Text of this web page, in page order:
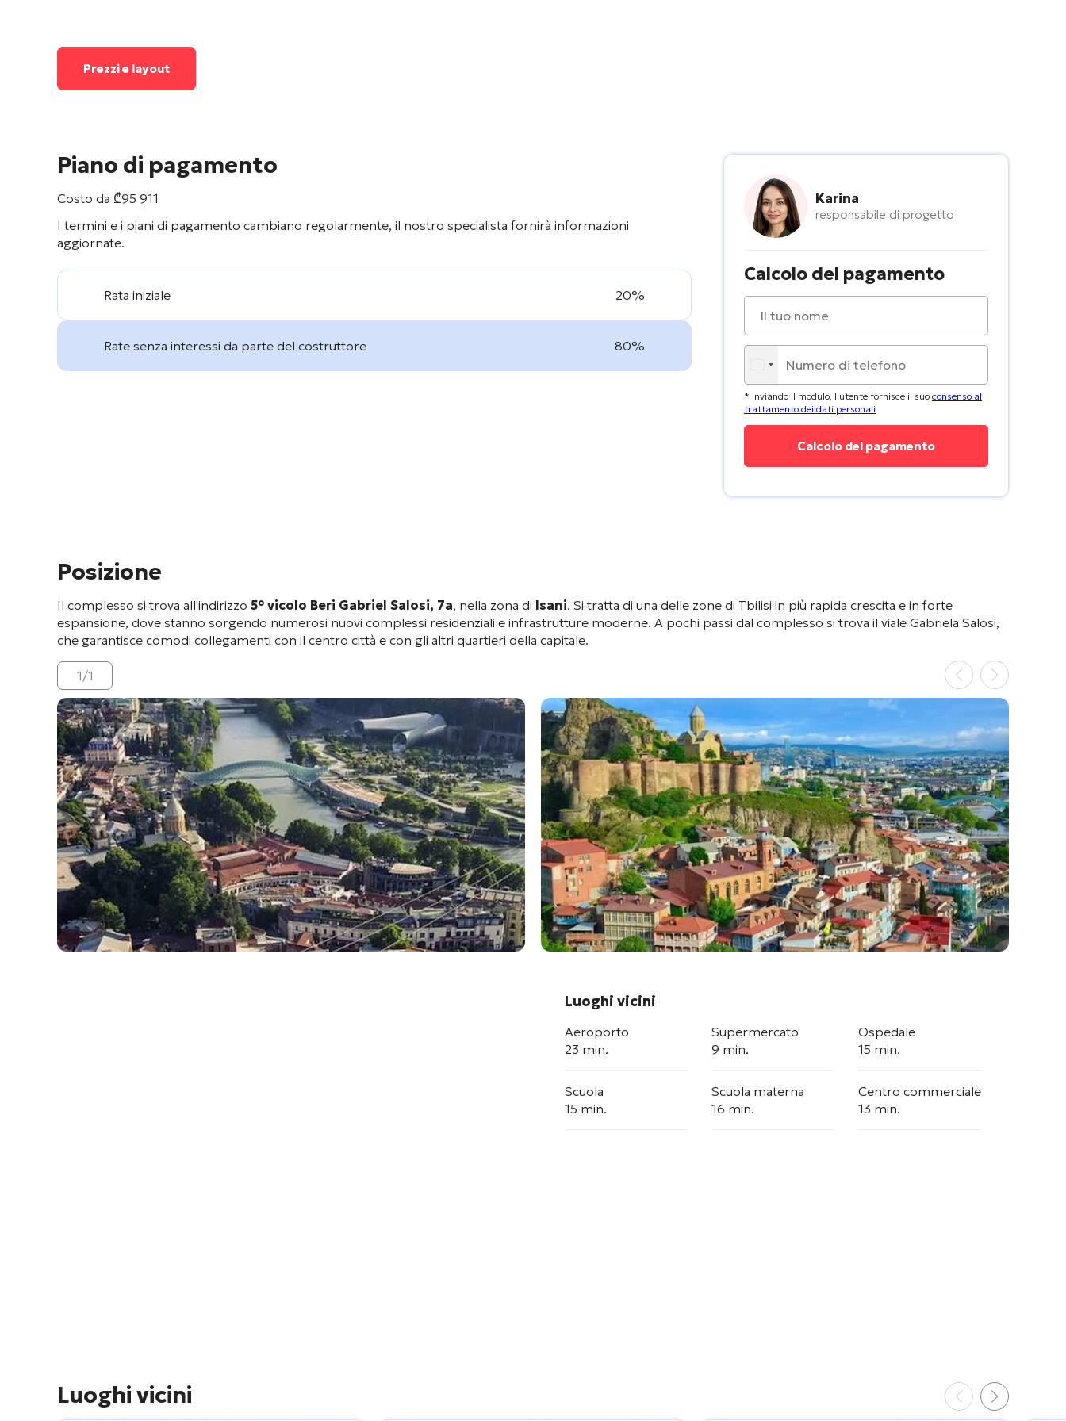
Prezzi e layout
Piano di pagamento
Costo da ₾95 911
I termini e i piani di pagamento cambiano regolarmente, il nostro specialista fornirà informazioni
aggiornate.
Rata iniziale 20%
Rate senza interessi da parte del costruttore 80%
Karina
responsabile di progetto
Calcolo del pagamento
* Inviando il modulo, l'utente fornisce il suo consenso al
trattamento dei dati personali
Posizione
Il complesso si trova all'indirizzo 5° vicolo Beri Gabriel Salosi, 7a, nella zona di Isani. Si tratta di una delle zone di Tbilisi in più rapida crescita e in forte
espansione, dove stanno sorgendo numerosi nuovi complessi residenziali e infrastrutture moderne. A pochi passi dal complesso si trova il viale Gabriela Salosi,
che garantisce comodi collegamenti con il centro città e con gli altri quartieri della capitale.
1/1
Luoghi vicini
Aeroporto
23 min.
Supermercato
9 min.
Ospedale
15 min.
Scuola
15 min.
Scuola materna
16 min.
Centro commerciale
13 min.
Luoghi vicini